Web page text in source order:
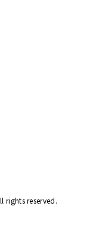
rights reserved.